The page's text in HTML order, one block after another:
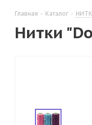
Главная - Каталог -
Нитки